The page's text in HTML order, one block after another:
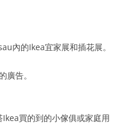
內的Ikea宜家展和插花展。
廣告。
買的到的小傢俱或家庭用